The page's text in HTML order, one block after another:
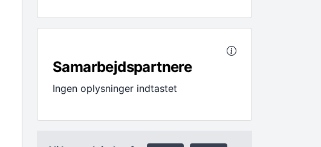
Samarbejdspartnere
Ingen oplysninger indtastet